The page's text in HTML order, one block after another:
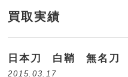
買取実績
日本刀 白鞘 無名
2015.03.17